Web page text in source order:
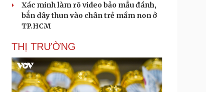
Xác minh làm rõ video bảo mẫu đánh,
bắn dây thun vào chân trẻ mầm non ở
TP.HCM
THỊ TRƯỜNG